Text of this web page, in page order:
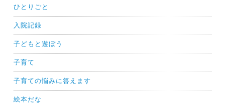
ひとりごと
入院記録
子どもと遊ぼう
子育て
子育ての悩みに答えます
絵本だな